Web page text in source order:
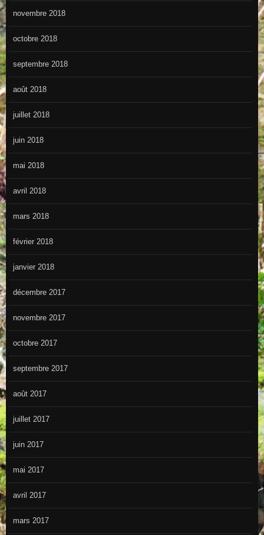
novembre 2018
octobre 2018
septembre 2018
août 2018
juillet 2018
juin 2018
mai 2018
avril 2018
mars 2018
février 2018
janvier 2018
décembre 2017
novembre 2017
octobre 2017
septembre 2017
août 2017
juillet 2017
juin 2017
mai 2017
avril 2017
mars 2017